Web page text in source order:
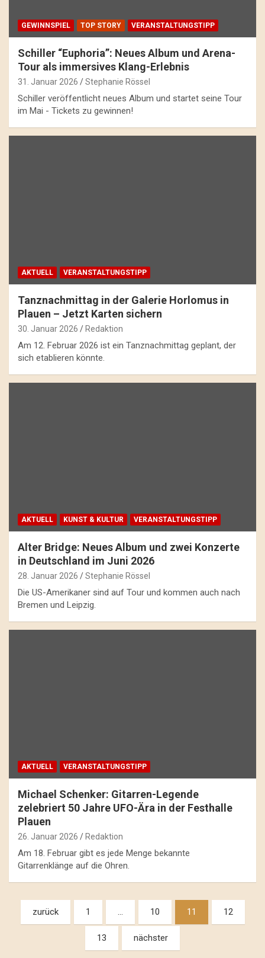
GEWINNSPIEL TOP STORY VERANSTALTUNGSTIPP
Schiller “Euphoria”: Neues Album und Arena-
Tour als immersives Klang-Erlebnis
31. Januar 2026 Stephanie Rössel
Schiller veröffentlicht neues Album und startet seine Tour
im Mai - Tickets zu gewinnen!
AKTUELL VERANSTALTUNGSTIPP
Tanznachmittag in der Galerie Horlomus in
Plauen – Jetzt Karten sichern
30. Januar 2026 Redaktion
Am 12. Februar 2026 ist ein Tanznachmittag geplant, der
sich etablieren könnte.
AKTUELL KUNST & KULTUR VERANSTALTUNGSTIPP
Alter Bridge: Neues Album und zwei Konzerte
in Deutschland im Juni 2026
28. Januar 2026 Stephanie Rössel
Die US-Amerikaner sind auf Tour und kommen auch nach
Bremen und Leipzig.
AKTUELL VERANSTALTUNGSTIPP
Michael Schenker: Gitarren-Legende
zelebriert 50 Jahre UFO-Ära in der Festhalle
Plauen
26. Januar 2026 Redaktion
Am 18. Februar gibt es jede Menge bekannte
Gitarrenklänge auf die Ohren.
Beitragsnavigation
zurück 1 … 10 11 12
13 nächster